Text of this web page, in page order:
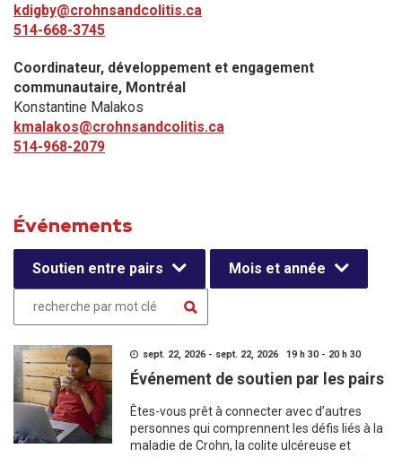
kdigby@crohnsandcolitis.ca
514-668-3745
Coordinateur, développement et engagement
communautaire​, Montréal
Konstantine Malakos
kmalakos@crohnsandcolitis.ca
514-968-2079
Événements
Soutien entre pairs Mois et année
sept. 22, 2026 - sept. 22, 2026 19 h 30 - 20 h 30
Événement de soutien par les pairs
Êtes-vous prêt à connecter avec d’autres
personnes qui comprennent les défis liés à la
maladie de Crohn, la colite ulcéreuse et